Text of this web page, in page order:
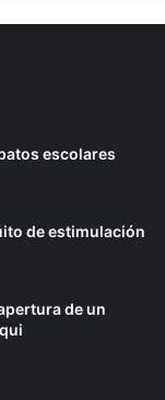
escolares
de estimulación
de un